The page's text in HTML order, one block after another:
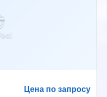
Цена по запросу